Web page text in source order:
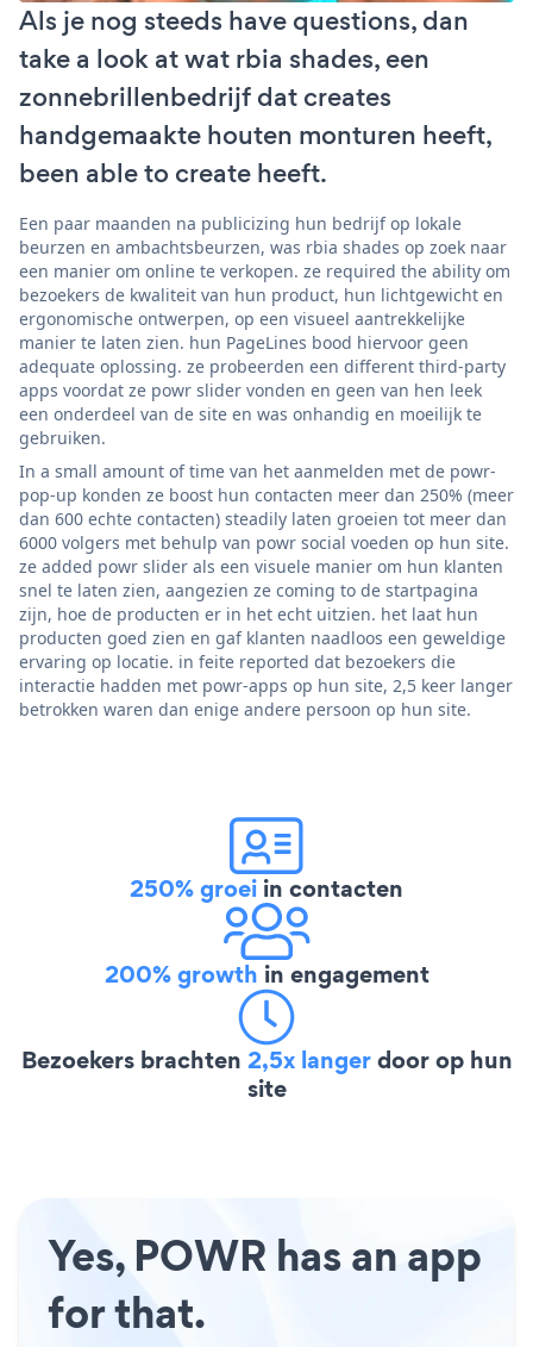
Als je nog steeds have questions, dan
take a look at wat rbia shades, een
zonnebrillenbedrijf dat creates
handgemaakte houten monturen heeft,
been able to create heeft.
Een paar maanden na publicizing hun bedrijf op lokale
beurzen en ambachtsbeurzen, was rbia shades op zoek naar
een manier om online te verkopen. ze required the ability om
bezoekers de kwaliteit van hun product, hun lichtgewicht en
ergonomische ontwerpen, op een visueel aantrekkelijke
manier te laten zien. hun PageLines bood hiervoor geen
adequate oplossing. ze probeerden een different third-party
apps voordat ze powr slider vonden en geen van hen leek
een onderdeel van de site en was onhandig en moeilijk te
gebruiken.
In a small amount of time van het aanmelden met de powr-
pop-up konden ze boost hun contacten meer dan 250% (meer
dan 600 echte contacten) steadily laten groeien tot meer dan
6000 volgers met behulp van powr social voeden op hun site.
ze added powr slider als een visuele manier om hun klanten
snel te laten zien, aangezien ze coming to de startpagina
zijn, hoe de producten er in het echt uitzien. het laat hun
producten goed zien en gaf klanten naadloos een geweldige
ervaring op locatie. in feite reported dat bezoekers die
interactie hadden met powr-apps op hun site, 2,5 keer langer
betrokken waren dan enige andere persoon op hun site.
250% groei in contacten
200% growth in engagement
Bezoekers brachten 2,5x langerdoor op hun
site
Yes, POWR has an app
for that.